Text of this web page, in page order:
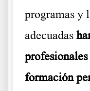
programas y
adecuadas
formación